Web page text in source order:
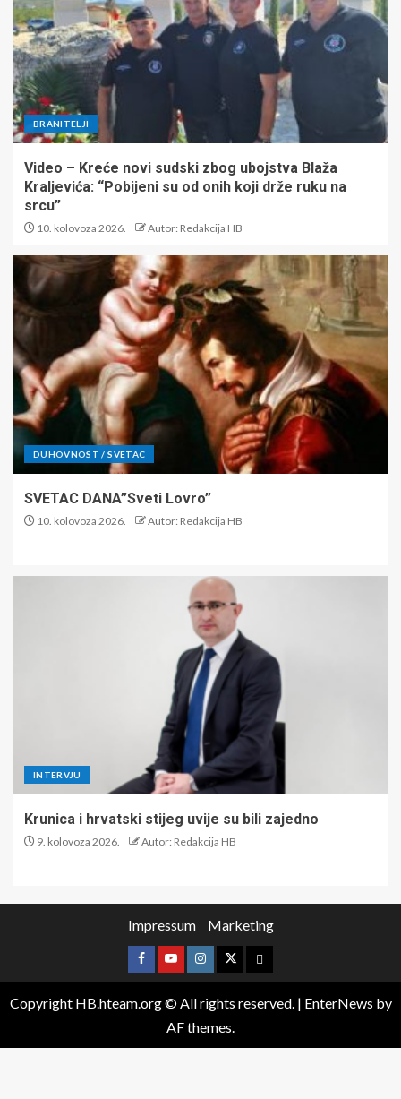
BRANITELJI
Video – Kreće novi sudski zbog ubojstva Blaža
Kraljevića: “Pobijeni su od onih koji drže ruku na
srcu”
10. kolovoza 2026. Autor: Redakcija HB
DUHOVNOST / SVETAC
SVETAC DANA”Sveti Lovro”
10. kolovoza 2026. Autor: Redakcija HB
INTERVJU
Krunica i hrvatski stijeg uvije su bili zajedno
9. kolovoza 2026. Autor: Redakcija HB
Impressum Marketing
Copyright HB.hteam.org © All rights reserved. | EnterNews by
AF themes.